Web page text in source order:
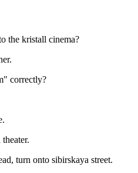
the kristall cinema?
correctly?
turn onto sibirskaya street.